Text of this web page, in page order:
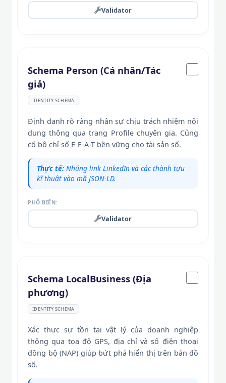
Validator
Schema Person (Cá nhân/Tác
giả)
IDENTITY SCHEMA
Định danh rõ ràng nhân sự chịu trách nhiệm nội
dung thông qua trang Profile chuyên gia. Củng
cố bộ chỉ số E-E-A-T bền vững cho tài sản số.
Thực tế: Nhúng link LinkedIn và các thành tựu
kĩ thuật vào mã JSON-LD.
PHỔ BIẾN:
Validator
Schema LocalBusiness (Địa
phương)
IDENTITY SCHEMA
Xác thực sự tồn tại vật lý của doanh nghiệp
thông qua tọa độ GPS, địa chỉ và số điện thoại
đồng bộ (NAP) giúp bứt phá hiển thị trên bản đồ
số.